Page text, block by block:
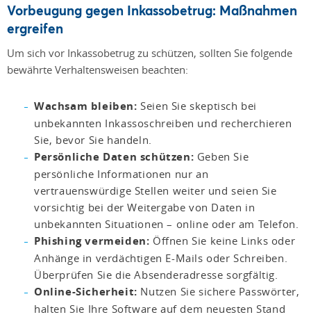
Vorbeugung gegen Inkassobetrug: Maßnahmen
ergreifen
Um sich vor Inkassobetrug zu schützen, sollten Sie folgende
bewährte Verhaltensweisen beachten:
Wachsam bleiben: Seien Sie skeptisch bei
unbekannten Inkassoschreiben und recherchieren
Sie, bevor Sie handeln.
Persönliche Daten schützen: Geben Sie
persönliche Informationen nur an
vertrauenswürdige Stellen weiter und seien Sie
vorsichtig bei der Weitergabe von Daten in
unbekannten Situationen – online oder am Telefon.
Phishing vermeiden: Öffnen Sie keine Links oder
Anhänge in verdächtigen E-Mails oder Schreiben.
Überprüfen Sie die Absenderadresse sorgfältig.
Online-Sicherheit: Nutzen Sie sichere Passwörter,
halten Sie Ihre Software auf dem neuesten Stand